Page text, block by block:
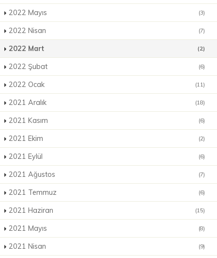
2022 Mayıs (3)
2022 Nisan (7)
2022 Mart (2)
2022 Şubat (6)
2022 Ocak (11)
2021 Aralık (18)
2021 Kasım (6)
2021 Ekim (2)
2021 Eylül (6)
2021 Ağustos (7)
2021 Temmuz (6)
2021 Haziran (15)
2021 Mayıs (8)
2021 Nisan (9)